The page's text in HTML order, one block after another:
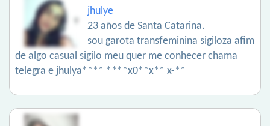
jhulye
23 años de Santa Catarina.
sou garota transfeminina sigiloza afim
de algo casual sigilo meu quer me conhecer chama
telegra e jhulya**** ****x0**x** x-**